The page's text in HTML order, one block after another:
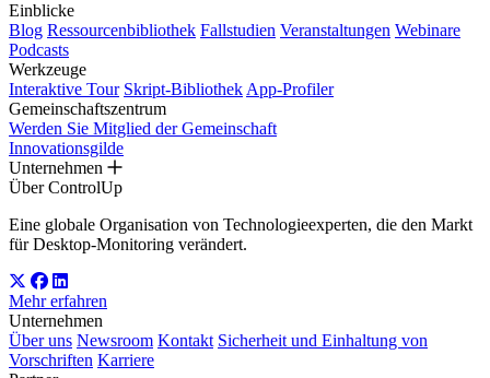
Einblicke
Blog Ressourcenbibliothek Fallstudien Veranstaltungen Webinare
Podcasts
Werkzeuge
Interaktive Tour Skript-Bibliothek App-Profiler
Gemeinschaftszentrum
Werden Sie Mitglied der Gemeinschaft
Innovationsgilde
Unternehmen
Über ControlUp
Eine globale Organisation von Technologieexperten, die den Markt
für Desktop-Monitoring verändert.
Mehr erfahren
Unternehmen
Über uns Newsroom Kontakt Sicherheit und Einhaltung von
Vorschriften Karriere